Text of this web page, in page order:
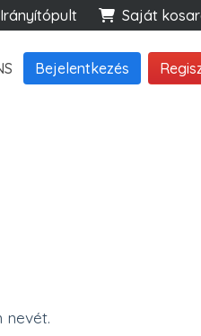
Irányítópult Saját
Bejelentkezés
nevét.